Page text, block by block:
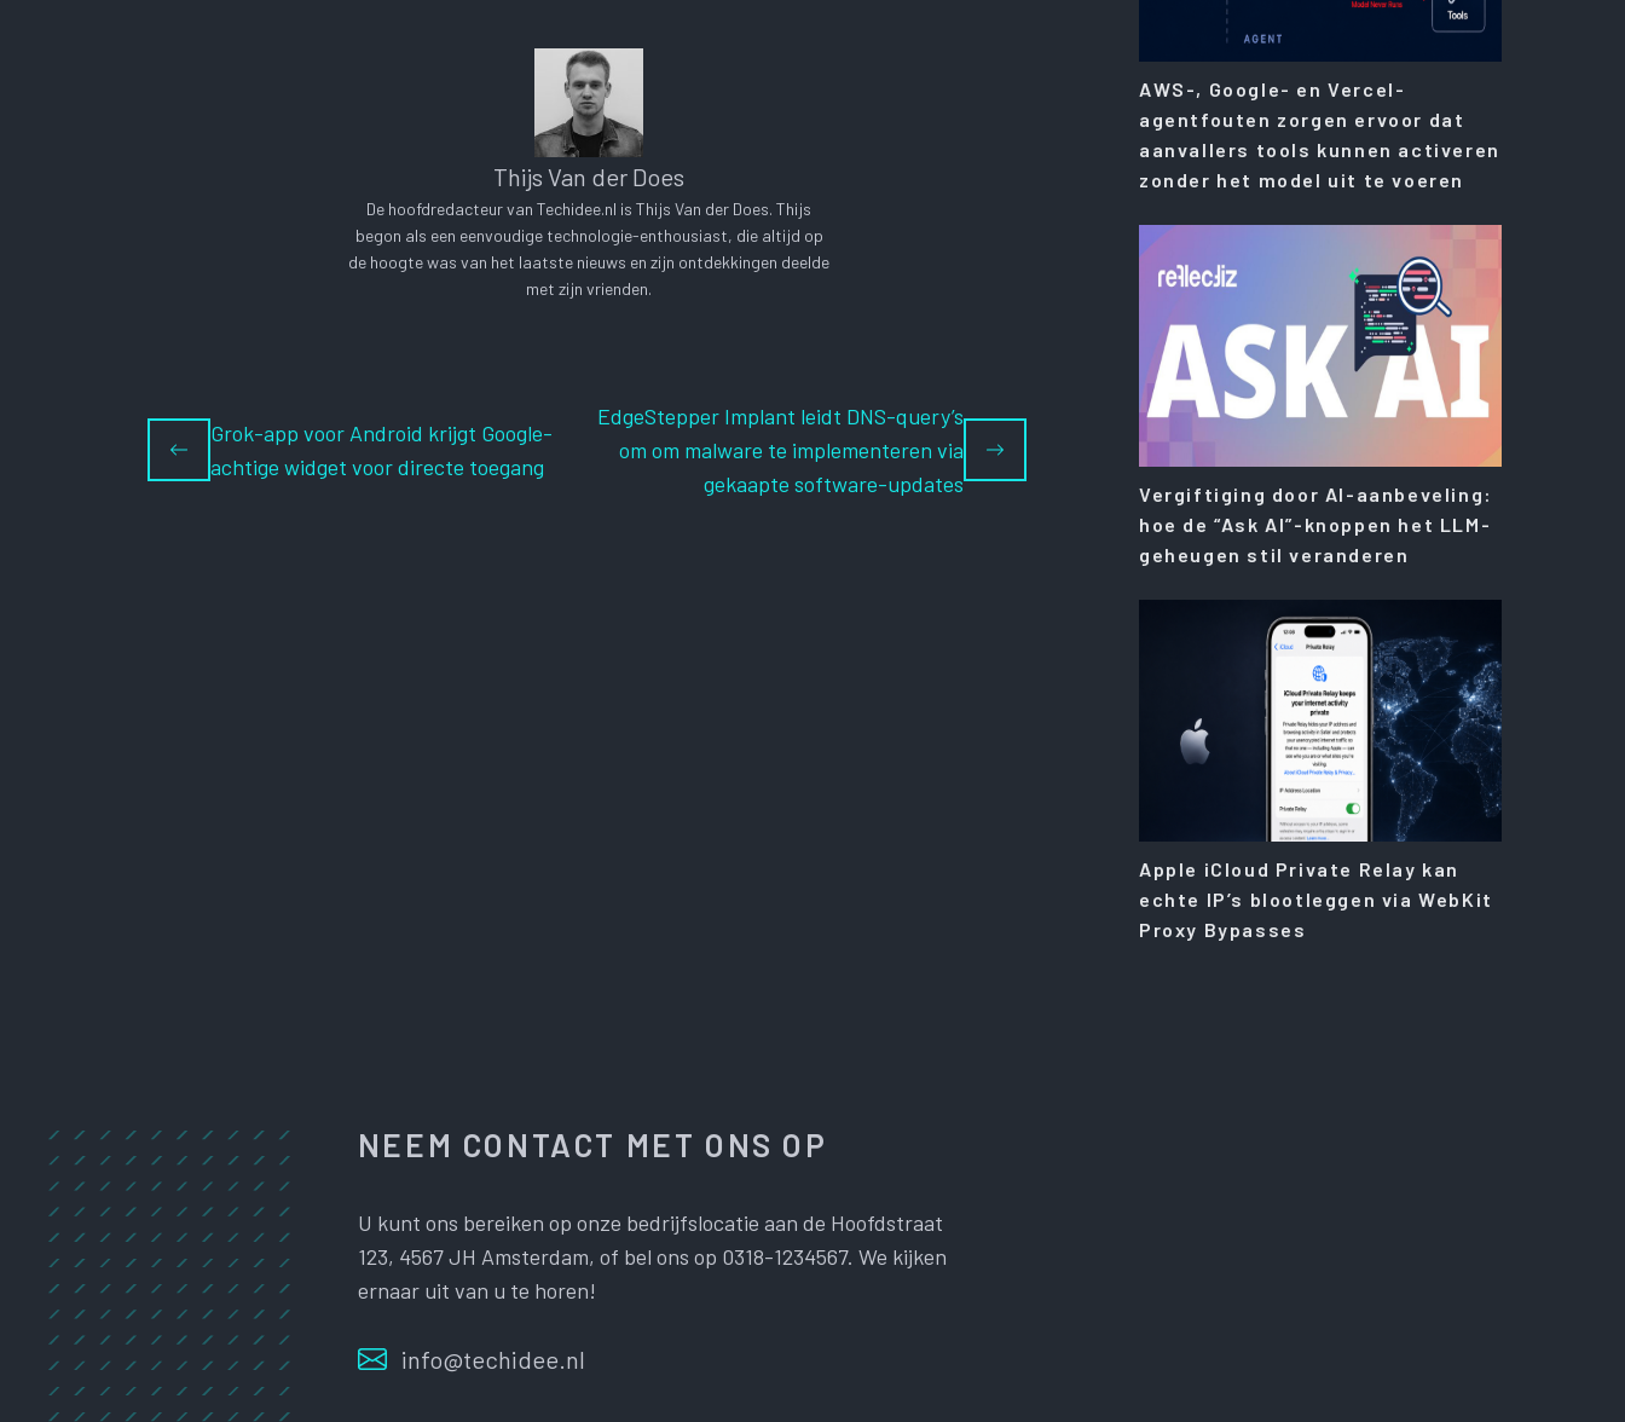
Thijs Van der Does
De hoofdredacteur van Techidee.nl is Thijs Van der Does. Thijs
begon als een eenvoudige technologie-enthousiast, die altijd op
de hoogte was van het laatste nieuws en zijn ontdekkingen deelde
met zijn vrienden.
Grok-app voor Android krijgt Google-
achtige widget voor directe toegang
EdgeStepper Implant leidt DNS-query’s
om om malware te implementeren via
gekaapte software-updates
AWS-, Google- en Vercel-
agentfouten zorgen ervoor dat
aanvallers tools kunnen activeren
zonder het model uit te voeren
Vergiftiging door AI-aanbeveling:
hoe de “Ask AI”-knoppen het LLM-
geheugen stil veranderen
Apple iCloud Private Relay kan
echte IP’s blootleggen via WebKit
Proxy Bypasses
NEEM CONTACT MET ONS OP
U kunt ons bereiken op onze bedrijfslocatie aan de Hoofdstraat
123, 4567 JH Amsterdam, of bel ons op 0318-1234567. We kijken
ernaar uit van u te horen!
info@techidee.nl